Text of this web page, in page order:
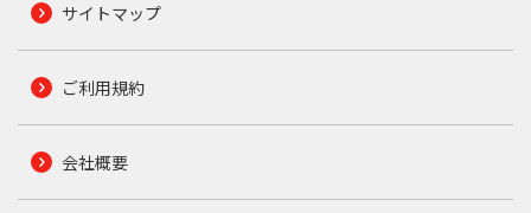
サイトマップ
ご利用規約
会社概要